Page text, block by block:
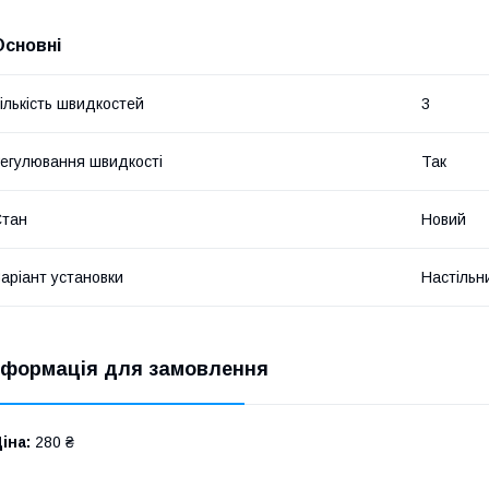
швидкостей 3
швидкості Так
Новий
установки
для замовлення
280 ₴